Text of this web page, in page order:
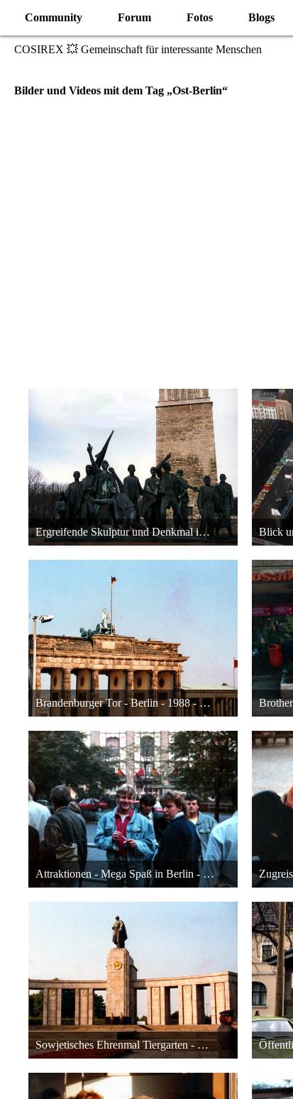
Community Forum Fotos Blogs
COSIREX 💥 Gemeinschaft für interessante Menschen
Bilder und Videos mit dem Tag „Ost-Berlin“
Ergreifende Skulptur und Denkmal in Ost-Berlin - 1988
10. April 2016 um 18:49
24
Brandenburger Tor - Berlin - 1988 - Ostberlin
10. April 2016 um 18:49
24
Attraktionen - Mega Spaß in Berlin - 1988
10. April 2016 um 18:49
23
Sowjetisches Ehrenmal Tiergarten - Ost-Berlin - 1988
10. April 2016 um 18:49
24